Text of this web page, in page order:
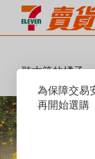
聽古箏的橘子
Reset
Focus
為保障交易
再開始選購